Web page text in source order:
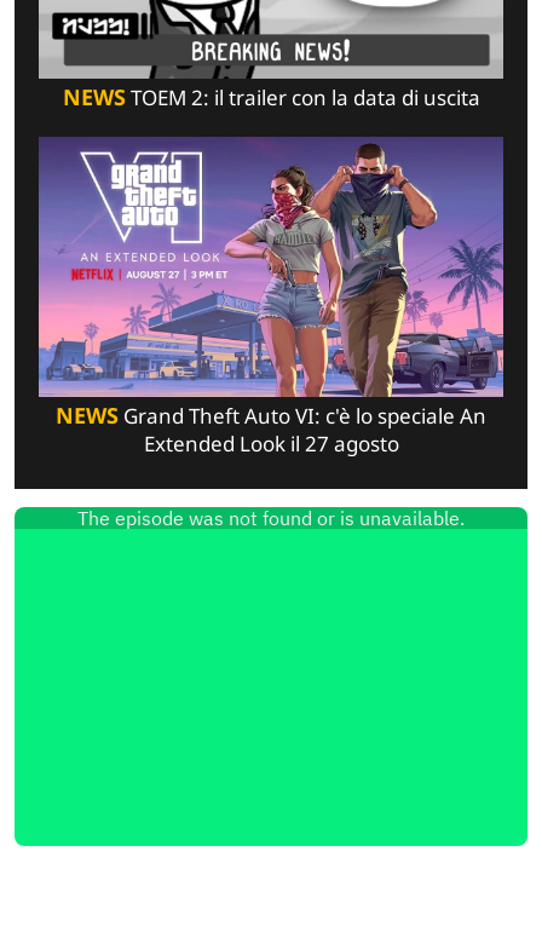
NEWSTOEM 2: il trailer con la data di uscita
NEWS Grand Theft Auto VI: c'è lo speciale An
Extended Look il 27 agosto